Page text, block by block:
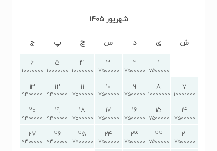
شهریور 1405
ش
ی د س چ پ ج
1
7500000
2
7500000
3
7500000
4
10000000
5
10000000
6
10000000
7
10000000
8
10000000
9
7500000
10
7500000
11
7500000
12
9300000
13
9300000
14
7500000
15
7500000
16
7500000
17
7500000
18
7500000
19
9300000
20
9300000
21
7500000
22
7500000
23
7500000
24
7500000
25
7500000
26
9300000
27
9300000